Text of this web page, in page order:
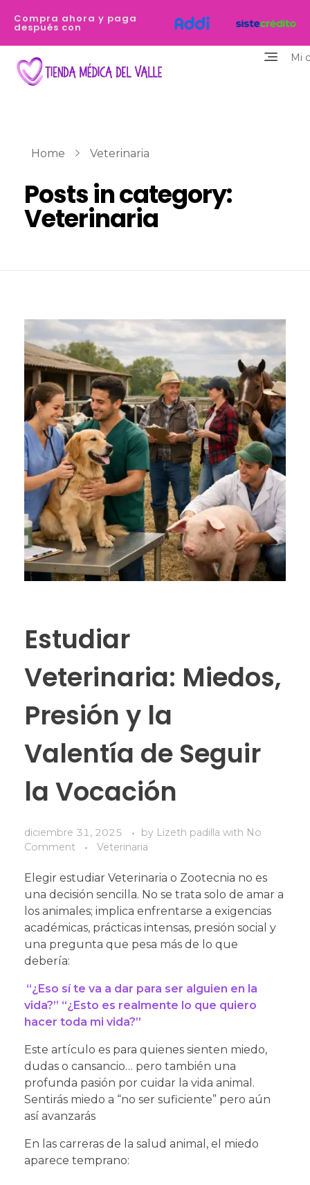
Compra ahora y paga
después con
Mi
Home Veterinaria
Posts in category:
Veterinaria
Estudiar
Veterinaria: Miedos,
Presión y la
Valentía de Seguir
la Vocación
diciembre 31, 2025 by Lizeth padilla with No
Comment
Veterinaria
Elegir estudiar Veterinaria o Zootecnia no es
una decisión sencilla. No se trata solo de amar a
los animales; implica enfrentarse a exigencias
académicas, prácticas intensas, presión social y
una pregunta que pesa más de lo que
debería:
“¿Eso sí te va a dar para ser alguien en la
vida?” “¿Esto es realmente lo que quiero
hacer toda mi vida?”
Este artículo es para quienes sienten miedo,
dudas o cansancio… pero también una
profunda pasión por cuidar la vida animal.
Sentirás miedo a “no ser suficiente” pero aún
así avanzarás
En las carreras de la salud animal, el miedo
aparece temprano: